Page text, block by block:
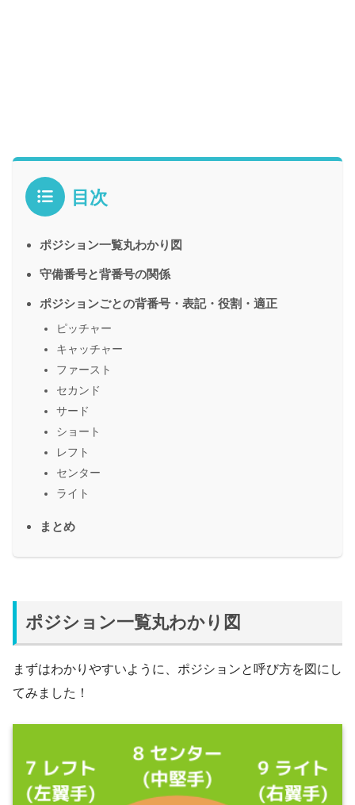
目次
ポジション一覧丸わかり図
守備番号と背番号の関係
ポジションごとの背番号・表記・役割・適正
ピッチャー
キャッチャー
ファースト
セカンド
サード
ショート
レフト
センター
ライト
まとめ
ポジション一覧丸わかり図
まずはわかりやすいように、ポジションと呼び方を図にし
てみました！